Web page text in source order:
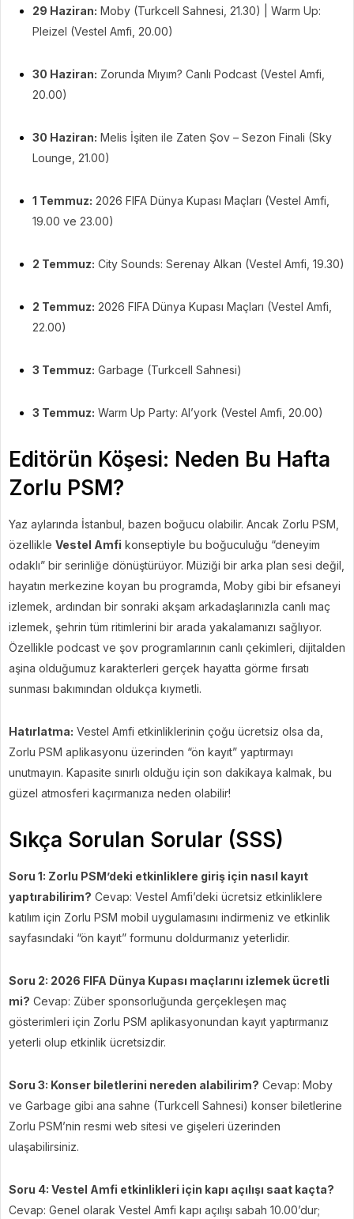
29 Haziran: Moby (Turkcell Sahnesi, 21.30) | Warm Up:
Pleizel (Vestel Amfi, 20.00)
30 Haziran: Zorunda Mıyım? Canlı Podcast (Vestel Amfi,
20.00)
30 Haziran: Melis İşiten ile Zaten Şov – Sezon Finali (Sky
Lounge, 21.00)
1 Temmuz: 2026 FIFA Dünya Kupası Maçları (Vestel Amfi,
19.00 ve 23.00)
2 Temmuz: City Sounds: Serenay Alkan (Vestel Amfi, 19.30)
2 Temmuz: 2026 FIFA Dünya Kupası Maçları (Vestel Amfi,
22.00)
3 Temmuz: Garbage (Turkcell Sahnesi)
3 Temmuz: Warm Up Party: Al’york (Vestel Amfi, 20.00)
Editörün Köşesi: Neden Bu Hafta
Zorlu PSM?
Yaz aylarında İstanbul, bazen boğucu olabilir. Ancak Zorlu PSM,
özellikle Vestel Amfi konseptiyle bu boğuculuğu “deneyim
odaklı” bir serinliğe dönüştürüyor. Müziği bir arka plan sesi değil,
hayatın merkezine koyan bu programda, Moby gibi bir efsaneyi
izlemek, ardından bir sonraki akşam arkadaşlarınızla canlı maç
izlemek, şehrin tüm ritimlerini bir arada yakalamanızı sağlıyor.
Özellikle podcast ve şov programlarının canlı çekimleri, dijitalden
aşina olduğumuz karakterleri gerçek hayatta görme fırsatı
sunması bakımından oldukça kıymetli.
Hatırlatma: Vestel Amfi etkinliklerinin çoğu ücretsiz olsa da,
Zorlu PSM aplikasyonu üzerinden “ön kayıt” yaptırmayı
unutmayın. Kapasite sınırlı olduğu için son dakikaya kalmak, bu
güzel atmosferi kaçırmanıza neden olabilir!
Sıkça Sorulan Sorular (SSS)
Soru 1: Zorlu PSM’deki etkinliklere giriş için nasıl kayıt
yaptırabilirim? Cevap: Vestel Amfi’deki ücretsiz etkinliklere
katılım için Zorlu PSM mobil uygulamasını indirmeniz ve etkinlik
sayfasındaki “ön kayıt” formunu doldurmanız yeterlidir.
Soru 2: 2026 FIFA Dünya Kupası maçlarını izlemek ücretli
mi? Cevap: Züber sponsorluğunda gerçekleşen maç
gösterimleri için Zorlu PSM aplikasyonundan kayıt yaptırmanız
yeterli olup etkinlik ücretsizdir.
Soru 3: Konser biletlerini nereden alabilirim? Cevap: Moby
ve Garbage gibi ana sahne (Turkcell Sahnesi) konser biletlerine
Zorlu PSM’nin resmi web sitesi ve gişeleri üzerinden
ulaşabilirsiniz.
Soru 4: Vestel Amfi etkinlikleri için kapı açılışı saat kaçta?
Cevap: Genel olarak Vestel Amfi kapı açılışı sabah 10.00’dur;